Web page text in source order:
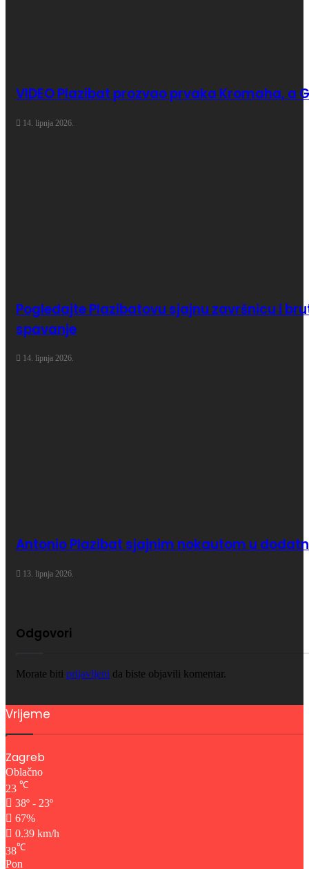
VIDEO Plazibat prozvao prvaka Kromaha, a
14. lipnja 2026.
Pogledajte Plazibatovu sjajnu završnicu i
spavanje
14. lipnja 2026.
Antonio Plazibat sjajnim nokautom u
13. lipnja 2026.
Odgovori
Morate biti prijavljeni da biste objavili komentar.
Vrijeme
Zagreb
Oblačno
23 ℃
38º - 23º
67%
0.39 km/h
38℃
Pon